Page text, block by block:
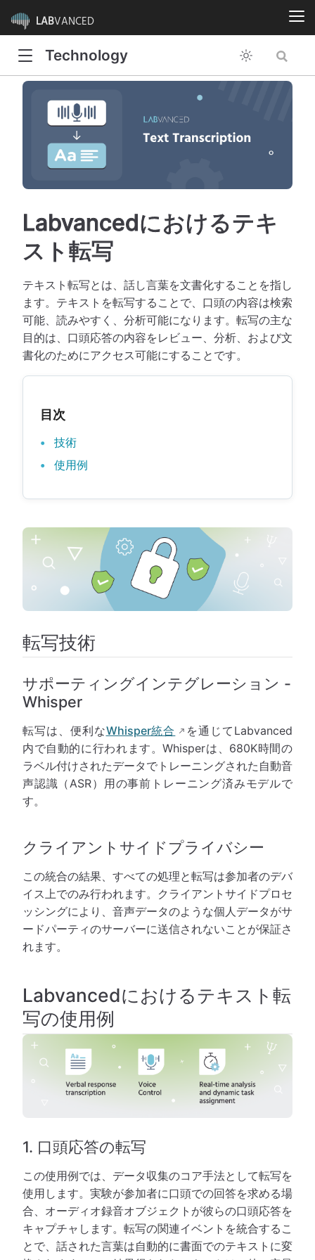
LABVANCED
Technology
Labvancedにおけるテキ
スト転写
テキスト転写とは、話し言葉を文書化することを指し
ます。テキストを転写することで、口頭の内容は検索
可能、読みやすく、分析可能になります。転写の主な
目的は、口頭応答の内容をレビュー、分析、および文
書化のためにアクセス可能にすることです。
目次
技術
使用例
転写技術
サポーティングインテグレーション -
Whisper
転写は、便利なWhisper統合
を通じてLabvanced
内で自動的に行われます。Whisperは、680K時間の
ラベル付けされたデータでトレーニングされた自動音
声認識（ASR）用の事前トレーニング済みモデルで
す。
クライアントサイドプライバシー
この統合の結果、すべての処理と転写は参加者のデバ
イス上でのみ行われます。クライアントサイドプロセ
ッシングにより、音声データのような個人データがサ
ードパーティのサーバーに送信されないことが保証さ
れます。
Labvancedにおけるテキスト転
写の使用例
1. 口頭応答の転写
この使用例では、データ収集のコア手法として転写を
使用します。実験が参加者に口頭での回答を求める場
合、オーディオ録音オブジェクトが彼らの口頭応答を
キャプチャします。転写の関連イベントを統合するこ
とで、話された言葉は自動的に書面でのテキストに変